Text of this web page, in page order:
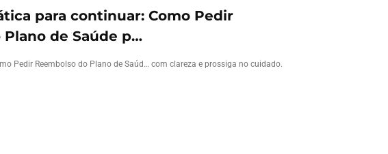
para continuar: Como Pedir
Plano de Saúde p…
Pedir Reembolso do Plano de Saúd… com clareza e prossiga no cuidado.